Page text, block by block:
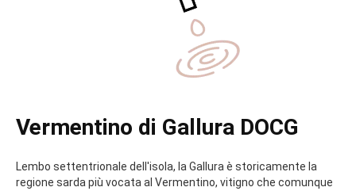
Vermentino di Gallura DOCG
Lembo settentrionale dell'isola, la Gallura è storicamente la
regione sarda più vocata al Vermentino, vitigno che comunque